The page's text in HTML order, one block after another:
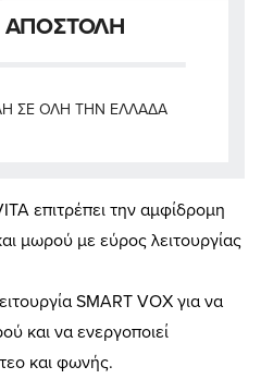
ΣΕ ΌΛΗ ΤΗΝ ΕΛΛΆΔΑ
επιτρέπει την αμφίδρομη
μωρού με εύρος λειτουργίας
SMART VOX για να
και να ενεργοποιεί
και φωνής.